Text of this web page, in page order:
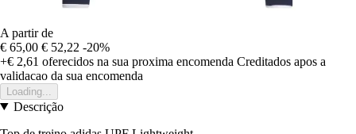
A partir de
€ 65,00 € 52,22 -20%
+€ 2,61 oferecidos na sua proxima encomenda Creditados apos a
validacao da sua encomenda
Loading...
Descrição